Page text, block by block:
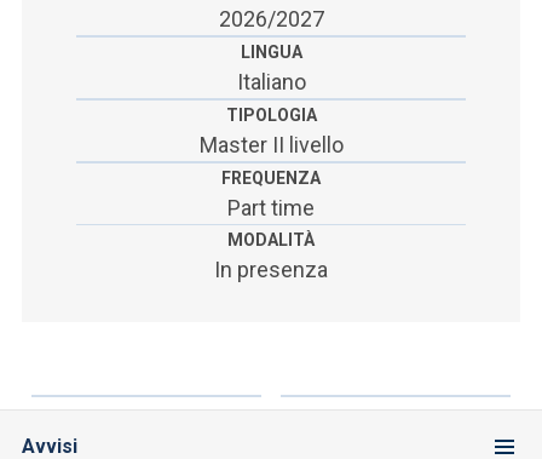
2026/2027
LINGUA
Italiano
TIPOLOGIA
Master II livello
FREQUENZA
Part time
MODALITÀ
In presenza
Avvisi